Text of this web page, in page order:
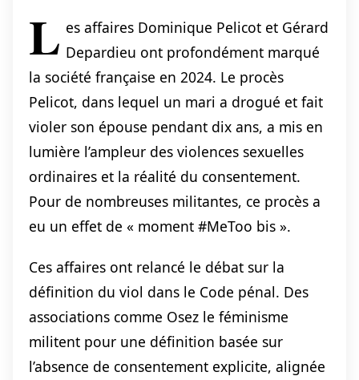
L es affaires Dominique Pelicot et Gérard
Depardieu ont profondément marqué
la société française en 2024. Le procès
Pelicot, dans lequel un mari a drogué et fait
violer son épouse pendant dix ans, a mis en
lumière l’ampleur des violences sexuelles
ordinaires et la réalité du consentement.
Pour de nombreuses militantes, ce procès a
eu un effet de « moment #MeToo bis ».
Ces affaires ont relancé le débat sur la
définition du viol dans le Code pénal. Des
associations comme Osez le féminisme
militent pour une définition basée sur
l’absence de consentement explicite, alignée